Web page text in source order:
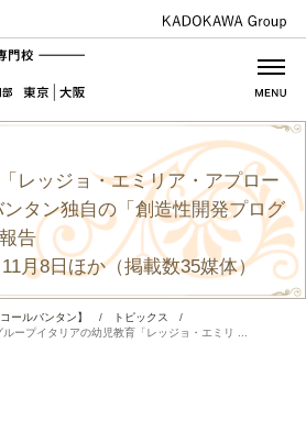
レッジョ・エミリア・アプロー
タン独自の「創造性開発プログ
告
月8日ほか（掲載数35媒体）
ールバンタン】 / トピックス
/
ループイタリアの幼児教育「レッジョ・エミリ ...